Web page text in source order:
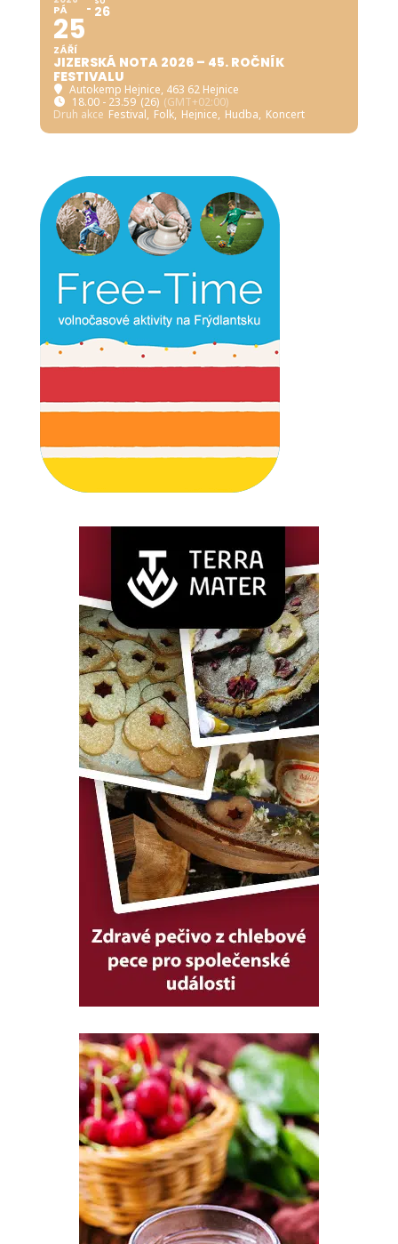
PÁ
25
ZÁŘÍ
26
JIZERSKÁ NOTA 2026 – 45. ROČNÍK
FESTIVALU
Autokemp Hejnice, 463 62 Hejnice
18.00 - 23.59 (26) (GMT+02:00)
Druh akce Festival, Folk, Hejnice, Hudba, Koncert